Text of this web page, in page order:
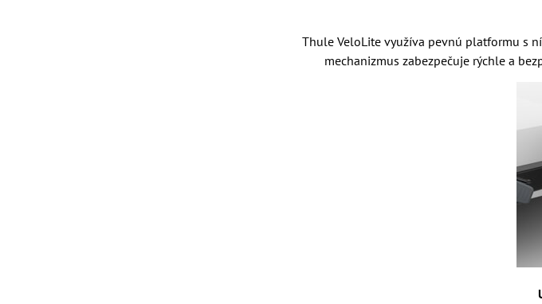
Thule VeloLite využíva pevnú platformu s
mechanizmus zabezpečuje rýchle a